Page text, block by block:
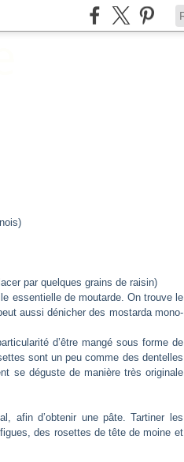
par quelques grains de raisin)
essentielle de moutarde. On trouve le
aussi dénicher des mostarda mono-
d’être mangé sous forme de
sont un peu comme des dentelles
se déguste de manière très originale
afin d’obtenir une pâte. Tartiner les
des rosettes de tête de moine et